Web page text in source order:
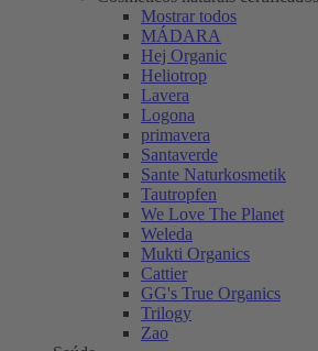
Mostrar todos
MÁDARA
Hej Organic
Heliotrop
Lavera
Logona
primavera
Santaverde
Sante Naturkosmetik
Tautropfen
We Love The Planet
Weleda
Mukti Organics
Cattier
GG's True Organics
Trilogy
Zao